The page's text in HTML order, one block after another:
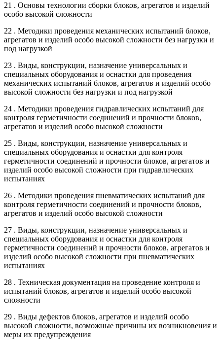
21 . Основы технологии сборки блоков, агрегатов и изделий
особо высокой сложности
22 . Методики проведения механических испытаний блоков,
агрегатов и изделий особо высокой сложности без нагрузки и
под нагрузкой
23 . Виды, конструкции, назначение универсальных и
специальных оборудования и оснастки для проведения
механических испытаний блоков, агрегатов и изделий особо
высокой сложности без нагрузки и под нагрузкой
24 . Методики проведения гидравлических испытаний для
контроля герметичности соединений и прочности блоков,
агрегатов и изделий особо высокой сложности
25 . Виды, конструкции, назначение универсальных и
специальных оборудования и оснастки для контроля
герметичности соединений и прочности блоков, агрегатов и
изделий особо высокой сложности при гидравлических
испытаниях
26 . Методики проведения пневматических испытаний для
контроля герметичности соединений и прочности блоков,
агрегатов и изделий особо высокой сложности
27 . Виды, конструкции, назначение универсальных и
специальных оборудования и оснастки для контроля
герметичности соединений и прочности блоков, агрегатов и
изделий особо высокой сложности при пневматических
испытаниях
28 . Техническая документация на проведение контроля и
испытаний блоков, агрегатов и изделий особо высокой
сложности
29 . Виды дефектов блоков, агрегатов и изделий особо
высокой сложности, возможные причины их возникновения и
меры их предупреждения